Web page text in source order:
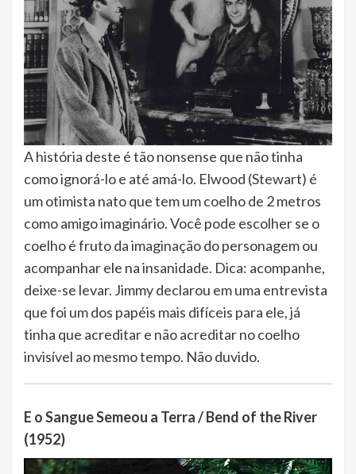
A história deste é tão nonsense que não tinha
como ignorá-lo e até amá-lo. Elwood (Stewart) é
um otimista nato que tem um coelho de 2 metros
como amigo imaginário. Você pode escolher se o
coelho é fruto da imaginação do personagem ou
acompanhar ele na insanidade. Dica: acompanhe,
deixe-se levar. Jimmy declarou em uma entrevista
que foi um dos papéis mais difíceis para ele, já
tinha que acreditar e não acreditar no coelho
invisível ao mesmo tempo. Não duvido.
E o Sangue Semeou a Terra / Bend of the River
(1952)